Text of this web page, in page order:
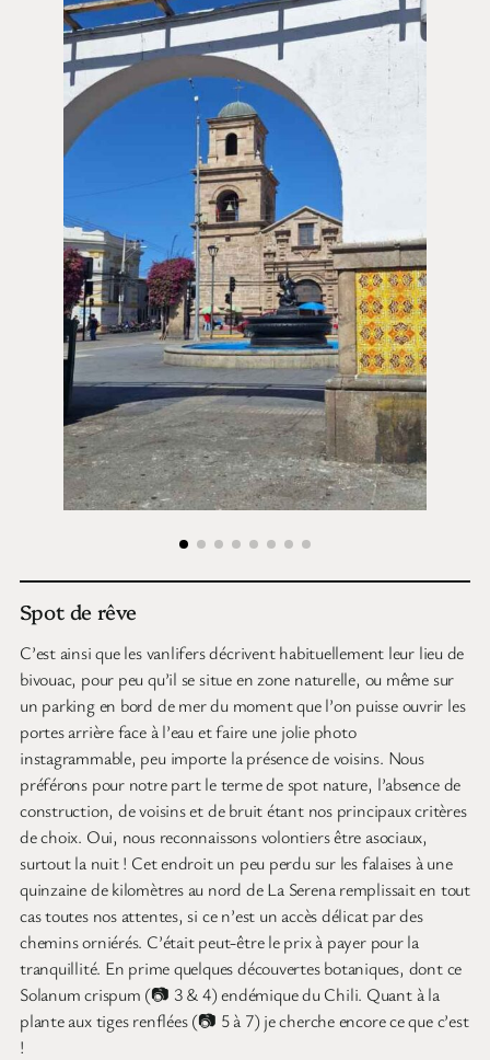
Spot de rêve
C’est ainsi que les vanlifers décrivent habituellement leur lieu de
bivouac, pour peu qu’il se situe en zone naturelle, ou même sur
un parking en bord de mer du moment que l’on puisse ouvrir les
portes arrière face à l’eau et faire une jolie photo
instagrammable, peu importe la présence de voisins. Nous
préférons pour notre part le terme de spot nature, l’absence de
construction, de voisins et de bruit étant nos principaux critères
de choix. Oui, nous reconnaissons volontiers être asociaux,
surtout la nuit ! Cet endroit un peu perdu sur les falaises à une
quinzaine de kilomètres au nord de La Serena remplissait en tout
cas toutes nos attentes, si ce n’est un accès délicat par des
chemins orniérés. C’était peut-être le prix à payer pour la
tranquillité. En prime quelques découvertes botaniques, dont ce
Solanum crispum (📷 3 & 4) endémique du Chili. Quant à la
plante aux tiges renflées (📷 5 à 7) je cherche encore ce que c’est
!